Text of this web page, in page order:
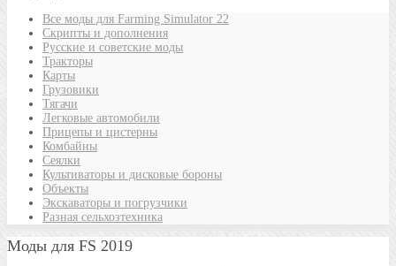
Все моды для Farming Simulator 22
Скрипты и дополнения
Русские и советские моды
Тракторы
Карты
Грузовики
Тягачи
Легковые автомобили
Прицепы и цистерны
Комбайны
Сеялки
Культиваторы и дисковые бороны
Объекты
Экскаваторы и погрузчики
Разная сельхозтехника
Моды для FS 2019